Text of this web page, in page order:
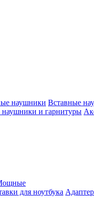
наушники Вставные
и гарнитуры
для ноутбука